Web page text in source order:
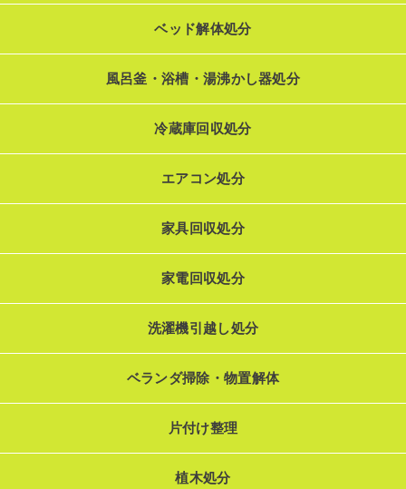
ベッド解体処分
風呂釜・浴槽・湯沸かし器処分
冷蔵庫回収処分
エアコン処分
家具回収処分
家電回収処分
洗濯機引越し処分
ベランダ掃除・物置解体
片付け整理
植木処分